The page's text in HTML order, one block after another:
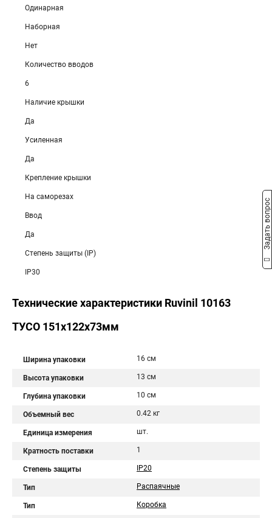
Одинарная
Наборная
Нет
Количество вводов
6
Наличие крышки
Да
Усиленная
Да
Крепление крышки
На саморезах
Ввод
Да
Степень защиты (IP)
IP30
Технические характеристики Ruvinil 10163
ТУСО 151х122х73мм
Ширина упаковки 16 см
Высота упаковки 13 см
Глубина упаковки 10 см
Объемный вес 0.42 кг
Единица измерения шт.
Кратность поставки 1
Степень защиты IP20
Тип Распаячные
Тип Коробка
Задать вопрос